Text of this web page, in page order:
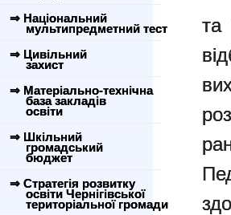
⇒ Національний
мультипредметний тест
⇒ Цивільний
захист
⇒ Матеріально-технічна
база закладів
освіти
⇒ Шкільний
громадський
бюджет
⇒ Стратегія розвитку
освіти Чернігівської
територіальної громади
та